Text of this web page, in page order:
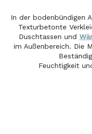
In der bodenbündigen
Texturbetonte
Duschtassen und
im Außenbereich. Die
Feuchtigkeit